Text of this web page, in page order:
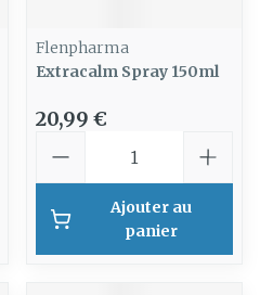
Flenpharma
Extracalm Spray 150ml
20,99 €
Ajouter au
panier